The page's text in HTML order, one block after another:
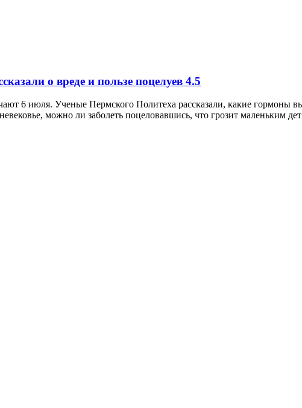
о вреде и пользе поцелуев 4.5
6 июля. Ученые Пермского Политеха рассказали, какие гормоны
можно ли заболеть поцеловавшись, что грозит маленьким